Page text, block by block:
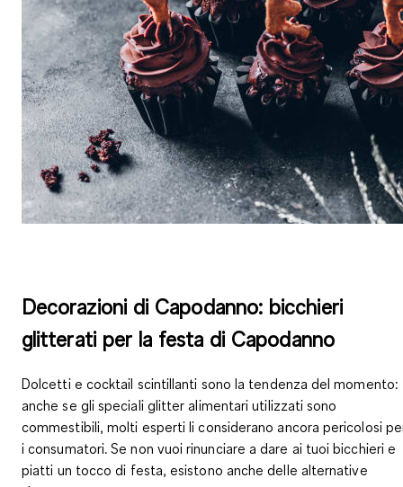
Decorazioni di Capodanno: bicchieri
glitterati per la festa di Capodanno
Dolcetti e cocktail scintillanti sono la tendenza del momento:
anche se gli speciali glitter alimentari utilizzati sono
commestibili, molti esperti li considerano ancora pericolosi
i consumatori. Se non vuoi rinunciare adare ai tuoi bicchieri e
piatti un tocco di festa, esistono anche delle alternative